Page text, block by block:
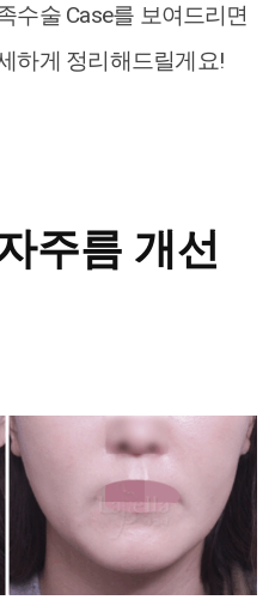
수술 Case를 보여드리면
하게 정리해드릴게요!
주름 개선